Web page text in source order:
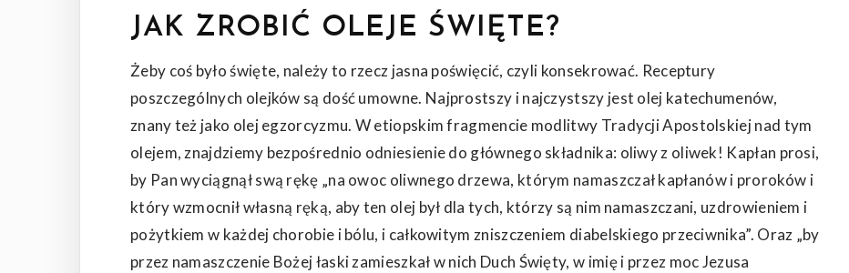
JAK ZROBIĆ OLEJE ŚWIĘTE?
Żeby coś było święte, należy to rzecz jasna poświęcić, czyli konsekrować. Receptury
poszczególnych olejków są dość umowne. Najprostszy i najczystszy jest olej katechumenów,
znany też jako olej egzorcyzmu. W etiopskim fragmencie modlitwy Tradycji Apostolskiej nad tym
olejem, znajdziemy bezpośrednio odniesienie do głównego składnika: oliwy z oliwek! Kapłan prosi,
by Pan wyciągnął swą rękę „na owoc oliwnego drzewa, którym namaszczał kapłanów i proroków i
który wzmocnił własną ręką, aby ten olej był dla tych, którzy są nim namaszczani, uzdrowieniem i
pożytkiem w każdej chorobie i bólu, i całkowitym zniszczeniem diabelskiego przeciwnika”. Oraz „by
przez namaszczenie Bożej łaski zamieszkał w nich Duch Święty, w imię i przez moc Jezusa